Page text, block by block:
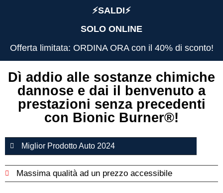
⚡️SALDI⚡️
SOLO ONLINE
Offerta limitata: ORDINA ORA con il 40% di sconto!
Dì addio alle sostanze chimiche
dannose e dai il benvenuto a
prestazioni senza precedenti
con Bionic Burner®️!
Miglior Prodotto Auto 2024
Massima qualità ad un prezzo accessibile